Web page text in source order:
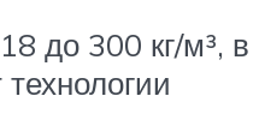
до 300 кг/м³, в